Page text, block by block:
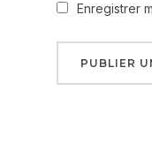
Enregistrer